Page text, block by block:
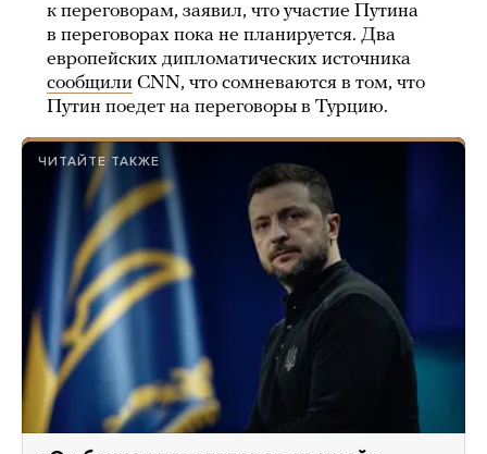
к переговорам, заявил, что участие Путина
в переговорах пока не планируется. Два
европейских дипломатических источника
сообщили CNN, что сомневаются в том, что
Путин поедет на переговоры в Турцию.
ЧИТАЙТЕ ТАКЖЕ